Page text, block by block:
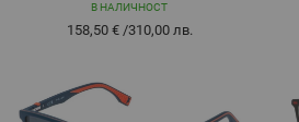
В НАЛИЧНОСТ
158,50 €/310,00 лв.